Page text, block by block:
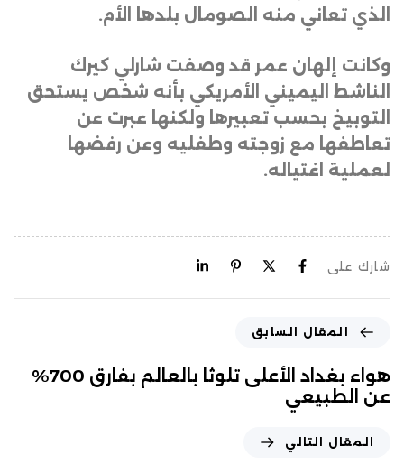
الذي تعاني منه الصومال بلدها الأم.
وكانت إلهان عمر قد وصفت شارلي كيرك
الناشط اليميني الأمريكي بأنه شخص يستحق
التوبيخ بحسب تعبيرها ولكنها عبرت عن
تعاطفها مع زوجته وطفليه وعن رفضها
لعملية اغتياله.
شارك على
المقال السابق
هواء بغداد الأعلى تلوثا بالعالم بفارق 700%
عن الطبيعي
المقال التالي